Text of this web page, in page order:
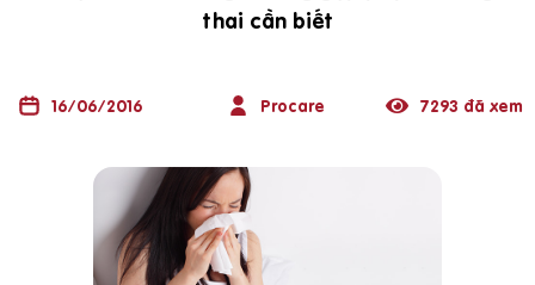
thai cần biết
16/06/2016 Procare 7293 đã xem